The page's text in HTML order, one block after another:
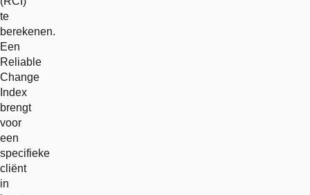
te
berekenen.
Een
Reliable
Change
Index
brengt
voor
een
specifieke
cliënt
in